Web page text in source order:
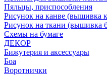
Пяльцы, приспособления
Рисунок на канве (вышивка
Рисунок на ткани (вышивка
Схемы на бумаге
ДЕКОР
Бижутерия и аксессуары
Боа
Воротнички